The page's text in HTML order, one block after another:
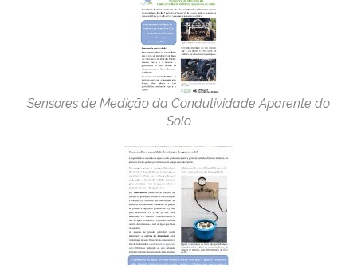
Sensores de Medição da Condutividade Aparente do
Solo